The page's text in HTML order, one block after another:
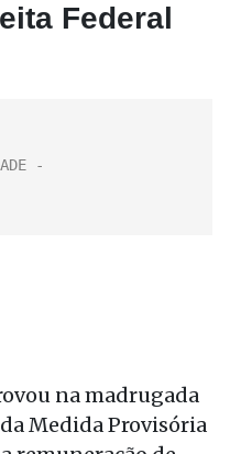
Federal
na madrugada
Medida Provisória